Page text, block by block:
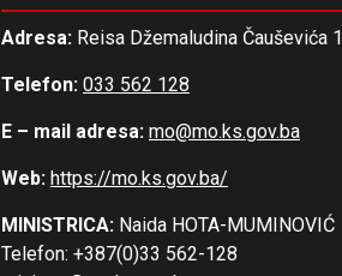
Adresa: Reisa Džemaludina Čauševića 1
Telefon: 033 562 128
E – mail adresa: mo@mo.ks.gov.ba
Web: https://mo.ks.gov.ba/
MINISTRICA: Naida HOTA-MUMINOVIĆ
Telefon: +387(0)33 562-128